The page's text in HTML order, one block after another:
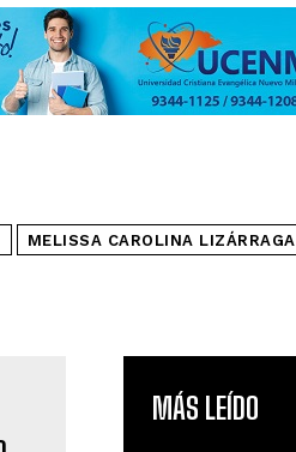
MELISSA CAROLINA LIZÁRRAGA
MÁS LEÍDO